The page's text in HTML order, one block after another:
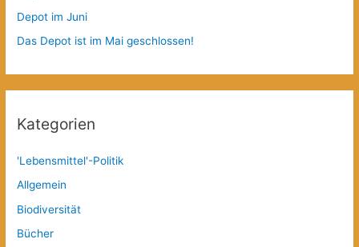
Depot im Juni
Das Depot ist im Mai geschlossen!
Kategorien
'Lebensmittel'-Politik
Allgemein
Biodiversität
Bücher